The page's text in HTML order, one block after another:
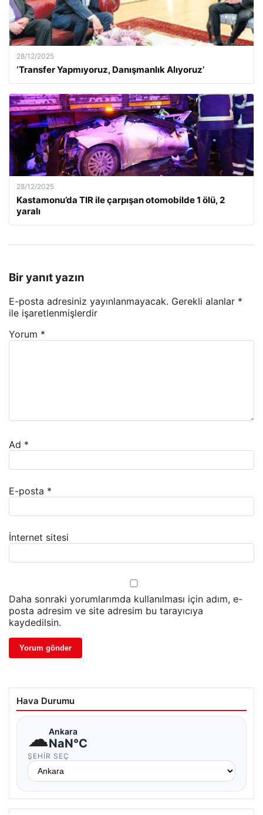
28/12/2025
‘Transfer Yapmıyoruz, Danışmanlık Alıyoruz’
28/12/2025
Kastamonu’da TIR ile çarpışan otomobilde 1 ölü, 2
yaralı
Bir yanıt yazın
E-posta adresiniz yayınlanmayacak. Gerekli alanlar *
ile işaretlenmişlerdir
Yorum *
Ad *
E-posta *
İnternet sitesi
Daha sonraki yorumlarımda kullanılması için adım, e-
posta adresim ve site adresim bu tarayıcıya
kaydedilsin.
Hava Durumu
☁Ankara
NaN°C
ŞEHIR SEÇ